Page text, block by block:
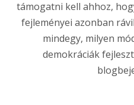
támogatni kell ahhoz,
fejleményei azonban
mindegy, milyen
demokráciák